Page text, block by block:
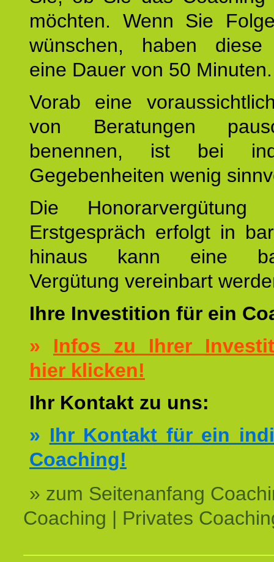
möchten. Wenn Sie
wünschen, haben diese
eine Dauer von 50 Minuten.
Vorab eine
von Beratungen
benennen, ist bei
Gegebenheiten wenig
Die
Erstgespräch erfolgt in
hinaus kann eine
Vergütung vereinbart
Ihre Investition für ein
» Infos zu Ihrer
hier klicken!
Ihr Kontakt zu uns:
» Ihr Kontakt für ein
Coaching!
» zum Seitenanfang
Coaching | Privates